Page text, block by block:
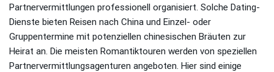
Partnervermittlungen professionell organisiert. Solche Dating-
Dienste bieten Reisen nach China und Einzel- oder
Gruppentermine mit potenziellen chinesischen Bräuten zur
Heirat an. Die meisten Romantiktouren werden von speziellen
Partnervermittlungsagenturen angeboten. Hier sind einige